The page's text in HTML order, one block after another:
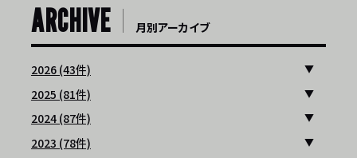
ARCHIVE 月別アーカイブ
2026 (43件)
2025 (81件)
2024 (87件)
2023 (78件)